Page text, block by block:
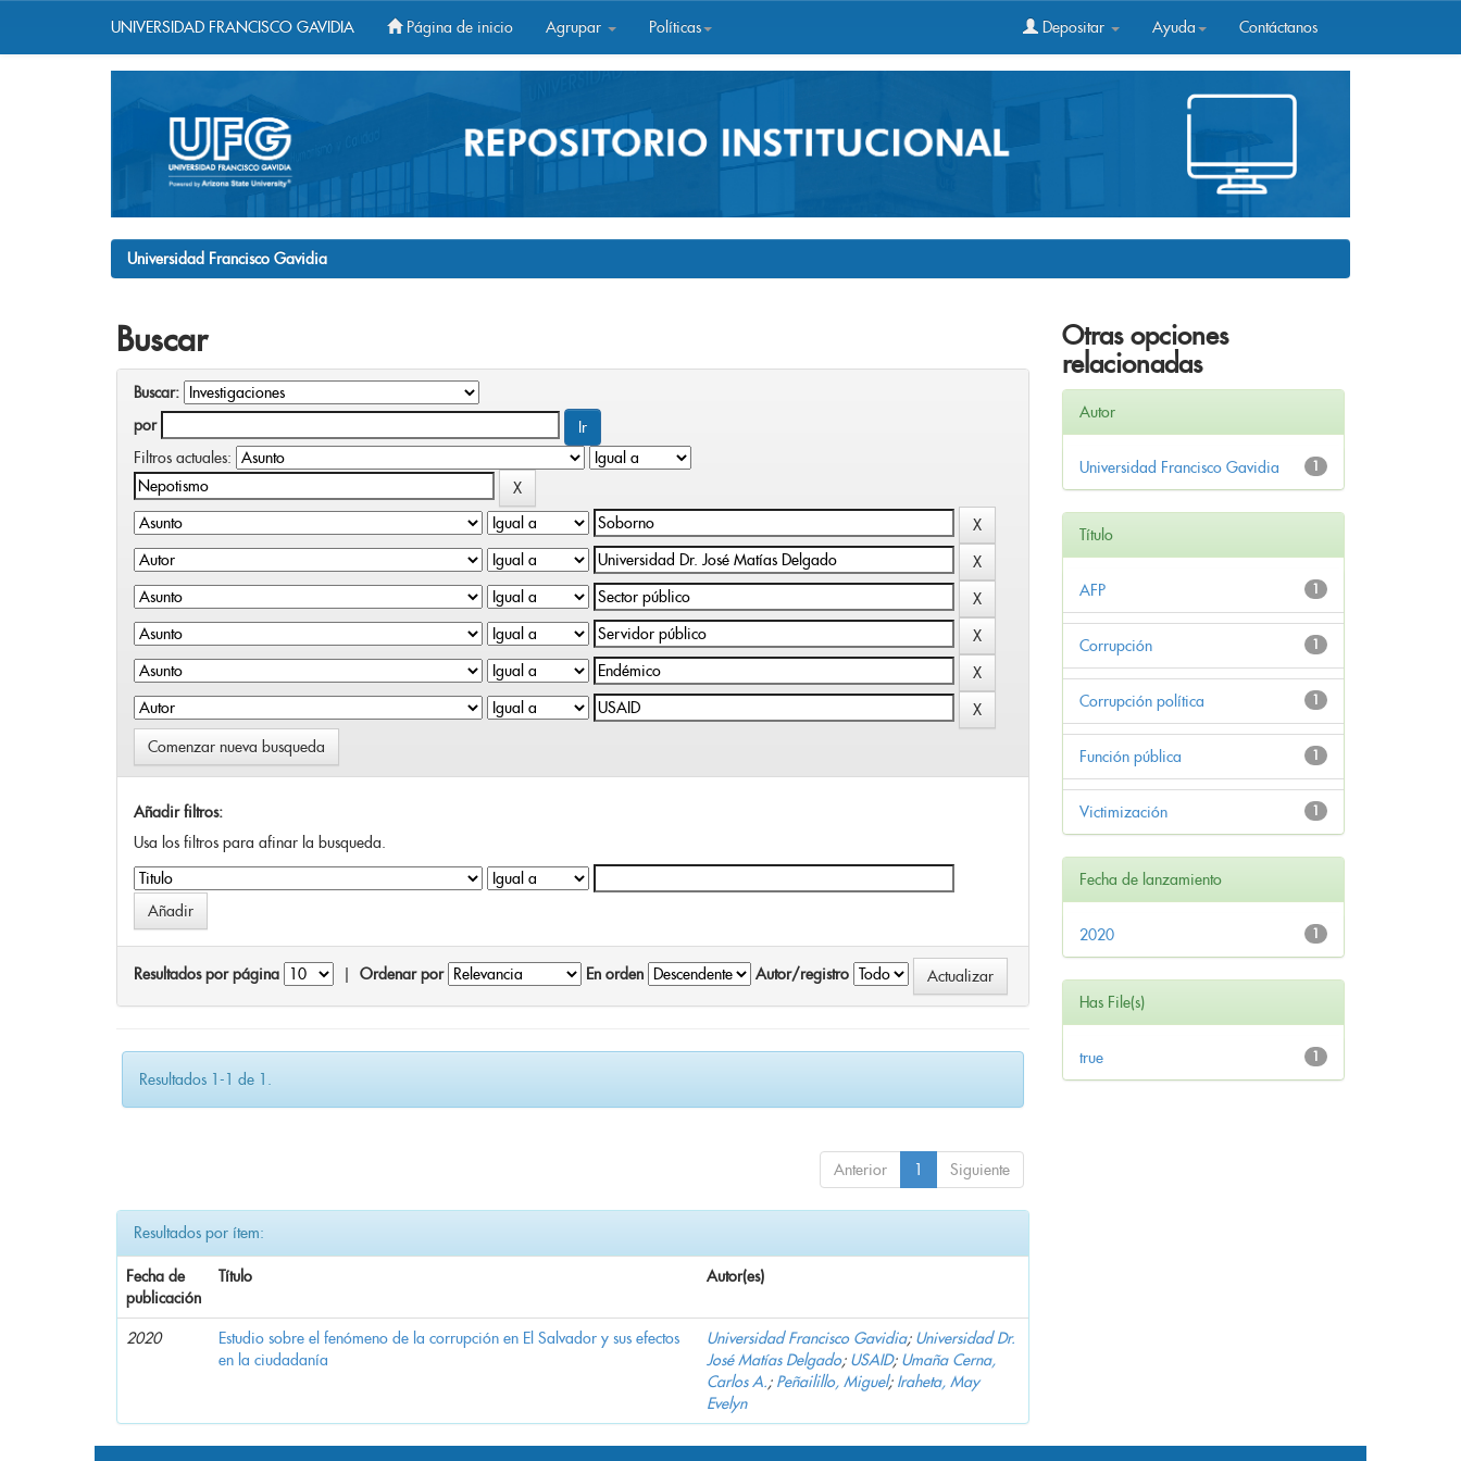
UNIVERSIDAD FRANCISCO GAVIDIA Página de inicio Agrupar Políticas Depositar Ayuda Contáctanos
Universidad Francisco Gavidia
Buscar
Buscar:
por
Filtros actuales:
Comenzar nueva busqueda
Añadir filtros:
Usa los filtros para afinar la busqueda.
Resultados por página Ordenar por En orden Autor/registro
Resultados 1-1 de 1.
Anterior 1 Siguiente
Resultados por ítem:
Fecha de
publicación
Título Autor(es)
2020
Estudio sobre el fenómeno de la corrupción en El Salvador y sus efectos
en la ciudadanía
Universidad Francisco Gavidia; Universidad Dr.
José Matías Delgado; USAID; Umaña Cerna,
Carlos A.; Peñailillo, Miguel; Iraheta, May
Evelyn
Otras opciones
relacionadas
Autor
1
Universidad Francisco Gavidia
Título
1
AFP
1
Corrupción
1
Corrupción política
1
Función pública
1
Victimización
Fecha de lanzamiento
1
2020
Has File(s)
1
true